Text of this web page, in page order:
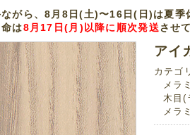
がら、8月8日(土)〜16日(日)は夏季
は8月17日(月)以降に順次発送させ
アイ
カテゴ
メラ
木目(
メラ